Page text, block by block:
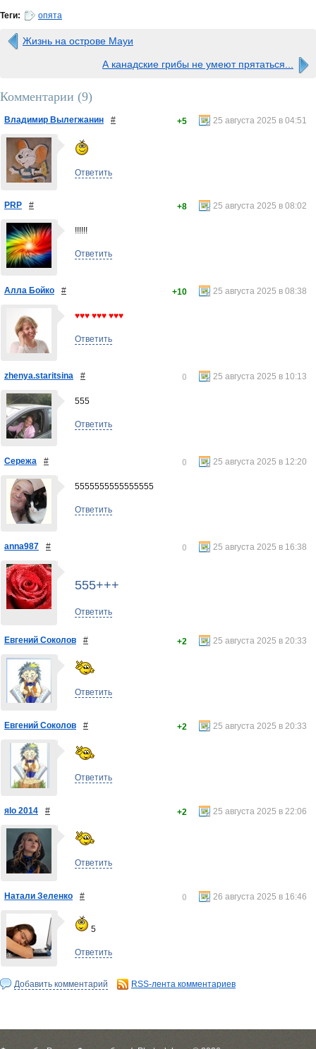
Теги: опята
Жизнь на острове Мауи
А канадские грибы не умеют прятаться...
Комментарии (9)
Владимир Вылегжанин # 25 августа 2025 в 04:51
+5
Ответить
PRP # 25 августа 2025 в 08:02
+8
!!!!!!
Ответить
Алла Бойко # 25 августа 2025 в 08:38
+10
♥♥♥ ♥♥♥ ♥♥♥
Ответить
zhenya.staritsina # 25 августа 2025 в 10:13
0
555
Ответить
Сережа # 25 августа 2025 в 12:20
0
5555555555555555
Ответить
anna987 # 25 августа 2025 в 16:38
0
555+++
Ответить
Евгений Соколов # 25 августа 2025 в 20:33
+2
Ответить
Евгений Соколов # 25 августа 2025 в 20:33
+2
Ответить
яlo 2014 # 25 августа 2025 в 22:06
+2
Ответить
Натали Зеленко # 26 августа 2025 в 16:46
0
5
Ответить
Добавить комментарий RSS-лента комментариев